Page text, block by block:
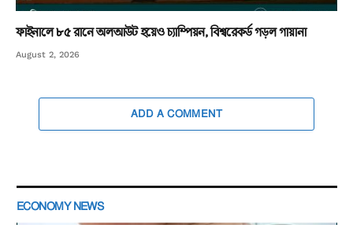
ফাইনালে ৮৫ রানে অলআউট হয়েও চ্যাম্পিয়ন, বিশ্বরেকর্ড গড়ল গায়ানা
August 2, 2026
ADD A COMMENT
ECONOMY NEWS